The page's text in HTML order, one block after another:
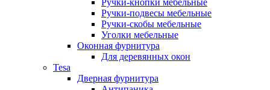
Ручки-кнопки мебельные
Ручки-подвесы мебельные
Ручки-скобы мебельные
Уголки мебельные
Оконная фурнитура
Для деревянных окон
Tesa
Дверная фурнитура